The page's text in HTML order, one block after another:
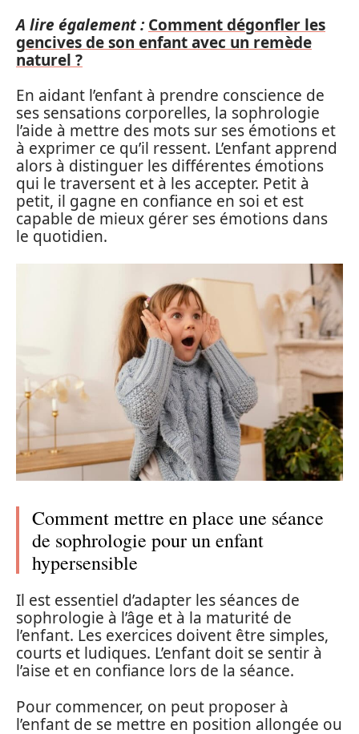
A lire également : Comment dégonfler les
gencives de son enfant avec un remède
naturel ?
En aidant l’enfant à prendre conscience de
ses sensations corporelles, la sophrologie
l’aide à mettre des mots sur ses émotions et
à exprimer ce qu’il ressent. L’enfant apprend
alors à distinguer les différentes émotions
qui le traversent et à les accepter. Petit à
petit, il gagne en confiance en soi et est
capable de mieux gérer ses émotions dans
le quotidien.
Comment mettre en place une séance
de sophrologie pour un enfant
hypersensible
Il est essentiel d’adapter les séances de
sophrologie à l’âge et à la maturité de
l’enfant. Les exercices doivent être simples,
courts et ludiques. L’enfant doit se sentir à
l’aise et en confiance lors de la séance.
Pour commencer, on peut proposer à
l’enfant de se mettre en position allongée ou